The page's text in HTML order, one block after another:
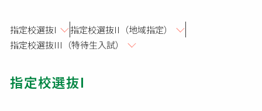
指定校選抜I
指定校選抜II（地域指定）
指定校選抜III（特待生入試）
指定校選抜I